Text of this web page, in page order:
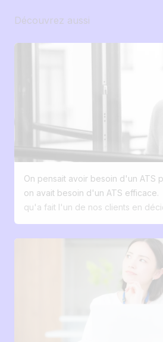
structurer de
financières) organiser
rapidement (tris,
modéliser des
projections) Autrement
outil de traitement et
workflow ou des
Votre volume de
Chaque offre
candidatures. Vous
pour mettre à jour le
rupture survient dès
l'échelle. Multipliez les
Découvrez aussi
On pensait avoir besoin d'un ATS
on avait besoin d'un ATS efficace.
qu'a fait l'un de nos clients en
ATS, elle avait choisi l'un des
marché. Pourtant, au quotidien, ce
puissance qui faisait la différence.
la rapidité et l'efficacité. 🚀 Puis est
question simple : 👉 Pourquoi nos